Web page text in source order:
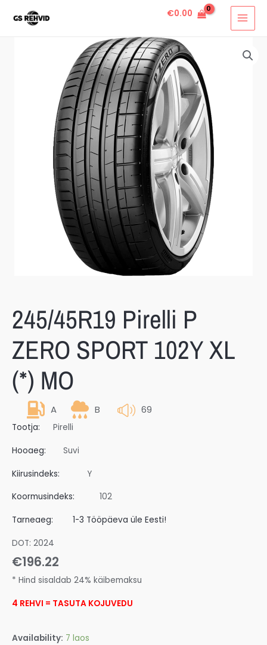
€0.00
245/45R19 Pirelli P
ZERO SPORT 102Y XL
(*) MO
A B 69
Tootja: Pirelli
Hooaeg: Suvi
Kiirusindeks: Y
Koormusindeks: 102
Tarneaeg: 1-3 Tööpäeva üle Eesti!
DOT: 2024
€196.22
* Hind sisaldab 24% käibemaksu
4 REHVI = TASUTA KOJUVEDU
Availability: 7 laos